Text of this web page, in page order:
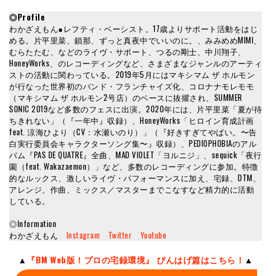
◎Profile
わかざえもん●レフティ・ベーシスト。17歳よりサポート活動をはじ
める。片平里菜、鎖那、ずっと真夜中でいいのに。、みみめめMIMI、
むらたたむ、などのライヴ・サポート、つるの剛士、中川翔子、
HoneyWorks、のレコーディングなど、さまざまなジャンルのアーティ
ストの活動に関わっている。2019年5月にはマキシマム ザ ホルモン
が行なった世界初のバンド・フランチャイズ化、コロナナモレモモ
（マキシマム ザ ホルモン2号店）のベースに抜擢され、SUMMER
SONIC 2019など多数のフェスに出演。2020年には、片平里菜「夏が待
ちきれない」（『一年中』収録）、HoneyWorks「ヒロイン育成計画
feat. 涼海ひより（CV：水瀬いのり）」（『好きすぎてやばい。〜告
白実行委員会キャラクターソング集〜』収録）、PEDIOPHOBIAのアル
バム『PAS DE QUATRE』全曲、MAD VIOLET「ヨルニジ」、sequick「夜行
園（feat. Wakazaemon）」など、多数のレコーディングに参加。特徴
的なルックス、激しいライヴ・パフォーマンスに加え、宅録、DTM、
アレンジ、作曲、ミックス／マスターまでこなすなど精力的に活動
している。
◎Information
わかざえもん Instagram Twitter Youtube
▲ 『BM Web版！プロの宅録環境』 ぴんはげ篇はこちら！ ▲